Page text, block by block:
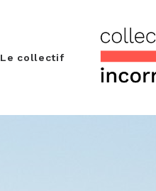
Le collectif